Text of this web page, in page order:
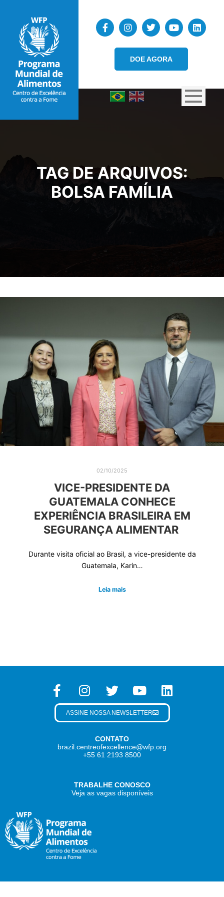
DOE AGORA
TAG DE ARQUIVOS:
BOLSA FAMÍLIA
02/10/2025
VICE-PRESIDENTE DA
GUATEMALA CONHECE
EXPERIÊNCIA BRASILEIRA EM
SEGURANÇA ALIMENTAR
Durante visita oficial ao Brasil, a vice-presidente da
Guatemala, Karin…
Leia mais
CONTATO
brazil.centreofexcellence@wfp.org
+55 61 2193 8500
TRABALHE CONOSCO
Veja as vagas disponíveis
ASSINE NOSSA NEWSLETTER